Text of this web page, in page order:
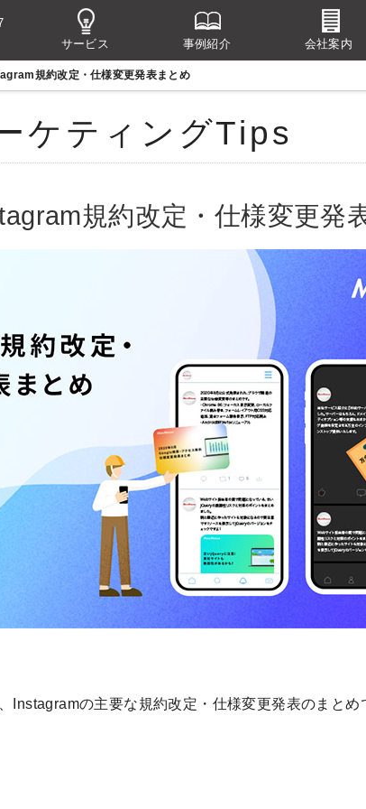
サービス 事例紹介 会社案内
規約改定・仕様変更発表まとめ
ケティングTips
規約改定・仕様変更発
Instagramの主要な規約改定・仕様変更発表のまとめ